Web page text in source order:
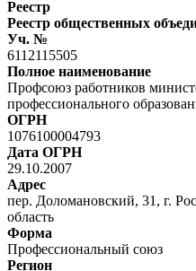
Реестр
Реестр общественных
Уч. №
6112115505
Полное наименование
Профсоюз работников
профессионального
ОГРН
1076100004793
Дата ОГРН
29.10.2007
Адрес
пер. Доломановский, 31, г.
область
Форма
Профессиональный союз
Регион